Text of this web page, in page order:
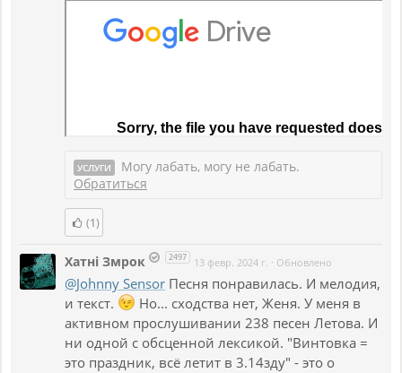
УСЛУГИ
Могу лабать, могу не лабать.
Обратиться
(1)
Хатнi Змрок 2497 13 февр. 2024 г. · Обновлено
@Johnny Sensor Песня понравилась. И мелодия,
и текст.
Но... сходства нет, Женя. У меня в
активном прослушивании 238 песен Летова. И
ни одной с обсценной лексикой. "Винтовка =
это праздник, всё летит в 3.14зду" - это о